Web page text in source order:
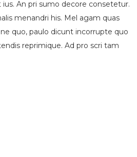
An pri sumo decore consetetur.
menandri his. Mel agam quas
quo, paulo dicunt incorrupte quo
reprimique. Ad pro scri tam